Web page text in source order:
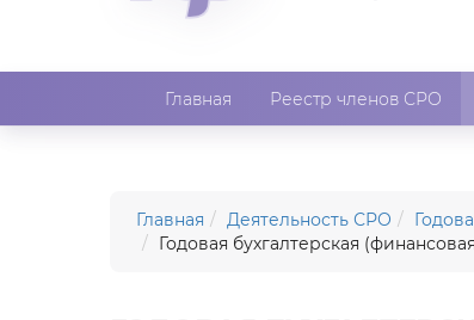
Главная Реестр членов СРО
Главная Деятельность СРО
Годовая бухгалтерская